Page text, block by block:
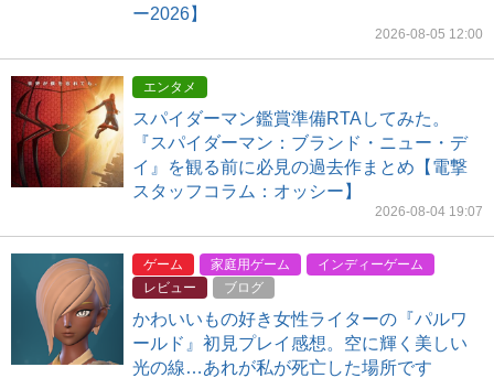
ー2026】
2026-08-05 12:00
エンタメ
スパイダーマン鑑賞準備RTAしてみた。
『スパイダーマン：ブランド・ニュー・デ
イ』を観る前に必見の過去作まとめ【電撃
スタッフコラム：オッシー】
2026-08-04 19:07
ゲーム 家庭用ゲーム
インディーゲーム
レビュー
ブログ
かわいいもの好き女性ライターの『パルワ
ールド』初見プレイ感想。空に輝く美しい
光の線…あれが私が死亡した場所です